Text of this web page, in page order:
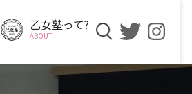
乙女塾って?
ABOUT